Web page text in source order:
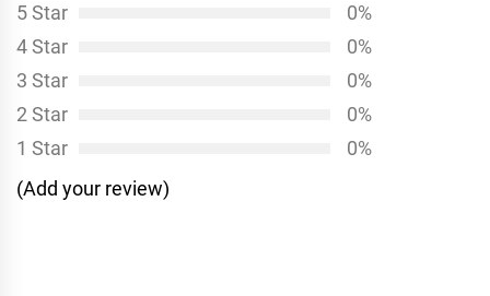
ョ
ン
5 Star
0%
4 Star
0%
3 Star
0%
2 Star
0%
1 Star
0%
(Add your review)